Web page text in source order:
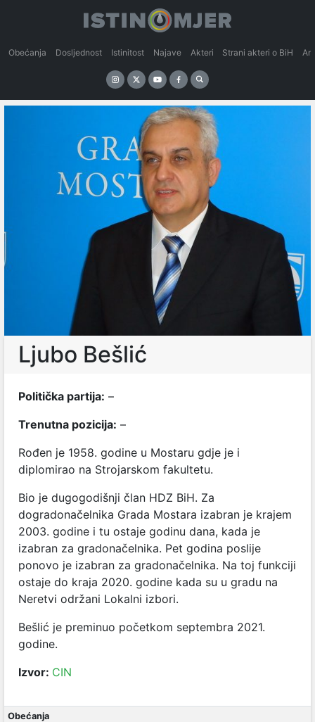
Obećanja Dosljednost Istinitost Najave Akteri Strani akteri o BiH
Ljubo Bešlić
Politička partija: –
Trenutna pozicija: –
Rođen je 1958. godine u Mostaru gdje je i
diplomirao na Strojarskom fakultetu.
Bio je dugogodišnji član HDZ BiH. Za
dogradonačelnika Grada Mostara izabran je krajem
2003. godine i tu ostaje godinu dana, kada je
izabran za gradonačelnika. Pet godina poslije
ponovo je izabran za gradonačelnika. Na toj funkciji
ostaje do kraja 2020. godine kada su u gradu na
Neretvi održani Lokalni izbori.
Bešlić je preminuo početkom septembra 2021.
godine.
Izvor: CIN
Obećanja